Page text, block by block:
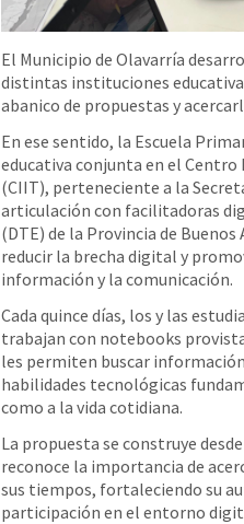
El Municipio de Olavarría
distintas instituciones
abanico de propuestas y
En ese sentido, la Escuela
educativa conjunta en el
(CIIT), perteneciente a la
articulación con facilitadoras
(DTE) de la Provincia de
reducir la brecha digital y
información y la comunicación.
Cada quince días, los y las
trabajan con notebooks
les permiten buscar
habilidades tecnológicas
como a la vida cotidiana.
La propuesta se construye
reconoce la importancia de
sus tiempos, fortaleciendo su
participación en el entorno